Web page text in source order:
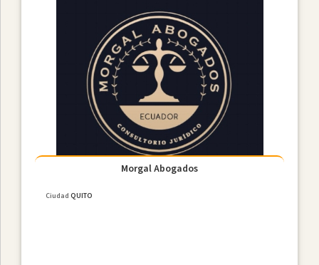
Morgal Abogados
Ciudad QUITO